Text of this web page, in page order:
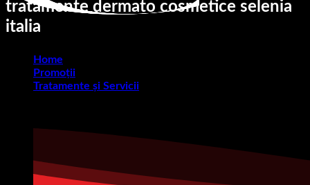
Home
Promoții
Tratamente și Servicii
tratamente dermato cosmetice selenia
italia